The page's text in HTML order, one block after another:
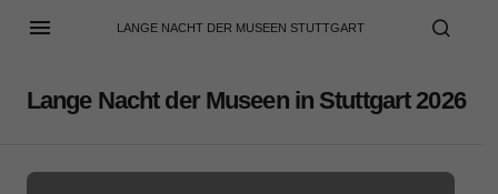
LANGE NACHT DER MUSEEN STUTTGART
Lange Nacht der Museen in Stuttgart 2026